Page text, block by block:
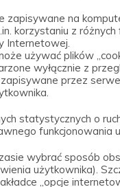
zapisywane na
korzystaniu z
Internetowej.
używać plików
wyłącznie z
przez
statystycznych o
funkcjonowania
wybrać sposób
użytkownika).
„opcje